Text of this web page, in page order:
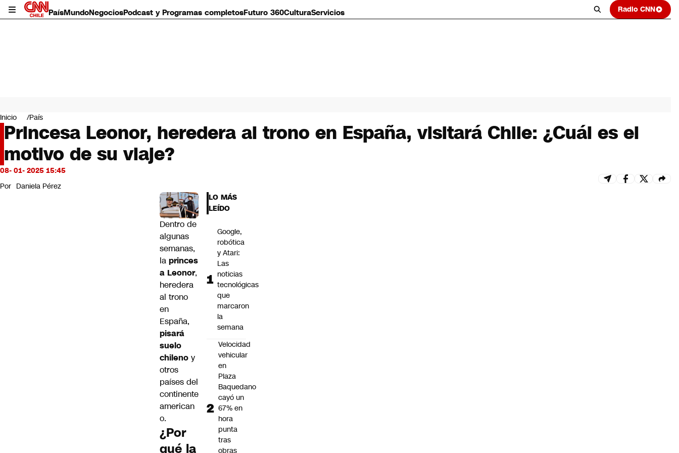
PaísMundoNegociosPodcast y Programas completosFuturo 360CulturaServicios Radio CNN
Mundo
Negocios
Deportes
Programas completos
Cultura
Servicios
Bits
CNN Data
Inicio País
Princesa Leonor, heredera al trono en España, visitará Chile: ¿Cuál es el
motivo de su viaje?
08- 01- 2025 15:45
Por Daniela Pérez
Dentro de
algunas
semanas,
la princes
a Leonor,
heredera
al trono
en
España,
pisará
suelo
chileno y
otros
países del
continente
american
o.
¿Por
qué la
LO MÁS
LEÍDO
Google,
robótica
y Atari:
Las
noticias
tecnológicas
que
marcaron
la
semana
Velocidad
vehicular
en
Plaza
Baquedano
cayó un
67% en
hora
punta
tras
obras